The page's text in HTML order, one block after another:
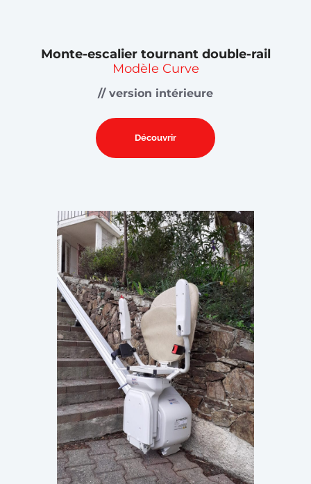
Monte-escalier tournant double-rail
Modèle Curve
// version intérieure
Découvrir